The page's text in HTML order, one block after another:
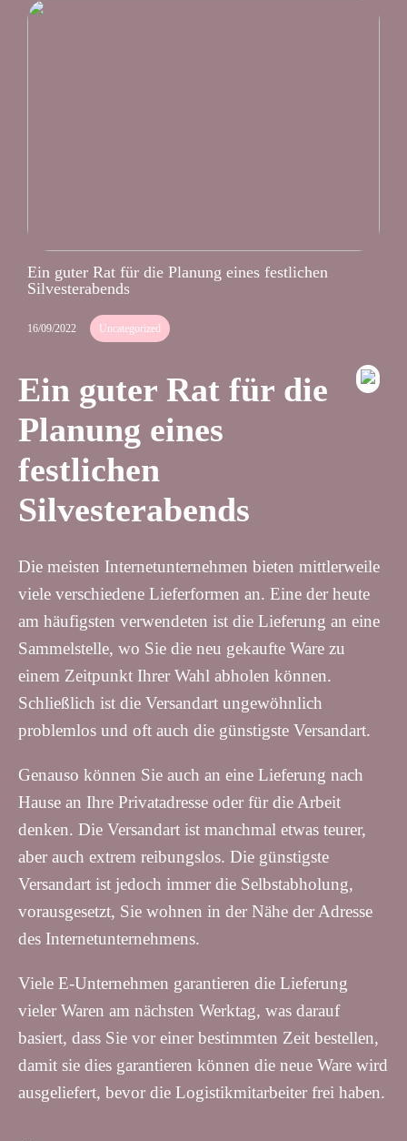
Ein guter Rat für die Planung eines festlichen
Silvesterabends
16/09/2022 Uncategorized
Ein guter Rat für die
Planung eines
festlichen
Silvesterabends
Die meisten Internetunternehmen bieten mittlerweile
viele verschiedene Lieferformen an. Eine der heute
am häufigsten verwendeten ist die Lieferung an eine
Sammelstelle, wo Sie die neu gekaufte Ware zu
einem Zeitpunkt Ihrer Wahl abholen können.
Schließlich ist die Versandart ungewöhnlich
problemlos und oft auch die günstigste Versandart.
Genauso können Sie auch an eine Lieferung nach
Hause an Ihre Privatadresse oder für die Arbeit
denken. Die Versandart ist manchmal etwas teurer,
aber auch extrem reibungslos. Die günstigste
Versandart ist jedoch immer die Selbstabholung,
vorausgesetzt, Sie wohnen in der Nähe der Adresse
des Internetunternehmens.
Viele E-Unternehmen garantieren die Lieferung
vieler Waren am nächsten Werktag, was darauf
basiert, dass Sie vor einer bestimmten Zeit bestellen,
damit sie dies garantieren können die neue Ware wird
ausgeliefert, bevor die Logistikmitarbeiter frei haben.